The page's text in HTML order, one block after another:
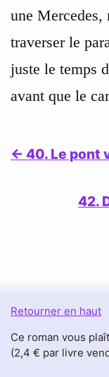
une Mercedes,
traverser le
juste le temps
avant que le
← 40. Le pont
42.
Retourner en haut
Ce roman vous
(2,4 € par livre